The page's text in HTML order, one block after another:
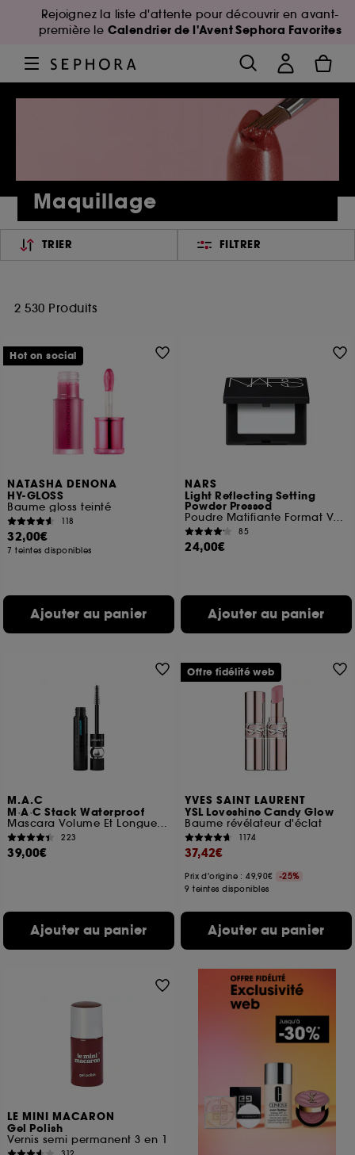
Rejoignez la liste d'attente pour découvrir en avant-
première le Calendrier de l'Avent Sephora Favorites
Maquillage
TRIER FILTRER
2 530 Produits
NATASHA DENONA
HY-GLOSS
Baume gloss teinté
118
32,00€
7 teintes disponibles
Ajouter au panier
Hot on social
NARS
Light Reflecting Setting
Powder Pressed
Poudre Matifiante Format Voyage
85
24,00€
Ajouter au panier
M.A.C
M·A·C Stack Waterproof
Mascara Volume Et Longueur Waterproof
223
39,00€
Ajouter au panier
YVES SAINT LAURENT
YSL Loveshine Candy Glow
Baume révélateur d'éclat
1174
37,42€
Prix d'origine : 49,90€
-25%
9 teintes disponibles
Ajouter au panier
Offre fidélité web
LE MINI MACARON
Gel Polish
Vernis semi permanent 3 en 1